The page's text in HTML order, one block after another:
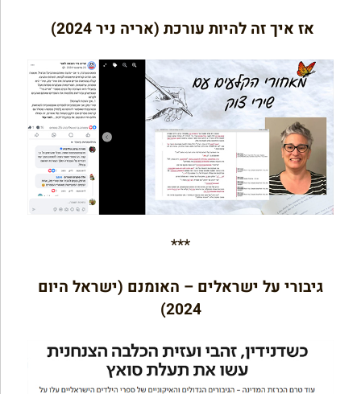
אז איך זה להיות עורכת (אריה ניר 2024)
***
גיבורי על ישראלים – האומנם (ישראל היום
2024)